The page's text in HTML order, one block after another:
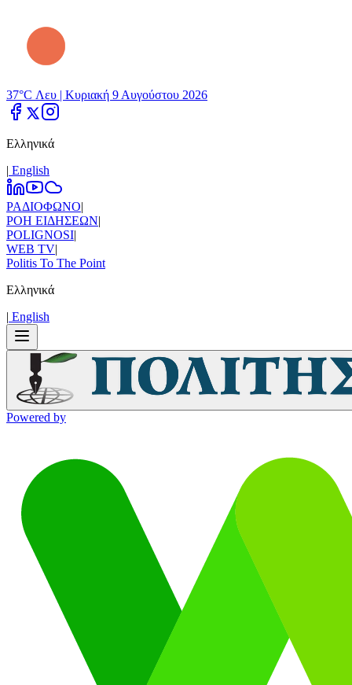
37°C Λευ | Κυριακή 9 Αυγούστου 2026
Ελληνικά
| Εnglish
ΡΑΔΙΟΦΩΝΟ|
ΡΟΗ ΕΙΔΗΣΕΩΝ|
POLIGNOSI|
WEB TV|
Politis To The Point
Ελληνικά
| Εnglish
Powered by